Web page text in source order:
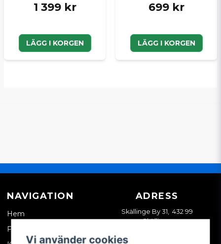
1 399 kr
LÄGG I KORGEN
699 kr
LÄGG I KORGEN
NAVIGATION
Hem
Företagskund
ADRESS
Skällinge By 31, 432 99
Skällinge
Vi använder cookies